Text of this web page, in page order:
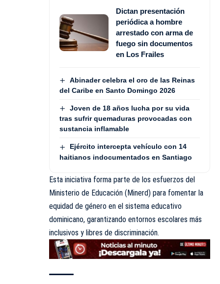
Dictan presentación
periódica a hombre
arrestado con arma de
fuego sin documentos
en Los Frailes
Abinader celebra el oro de las Reinas
del Caribe en Santo Domingo 2026
Joven de 18 años lucha por su vida
tras sufrir quemaduras provocadas con
sustancia inflamable
Ejército intercepta vehículo con 14
haitianos indocumentados en Santiago
Esta iniciativa forma parte de los esfuerzos del
Ministerio de Educación (Minerd) para fomentar la
equidad de género en el sistema educativo
dominicano, garantizando entornos escolares más
inclusivos y libres de discriminación.